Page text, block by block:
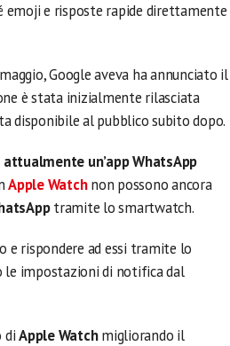
emoji e risposte rapide direttamente
Google aveva ha annunciato il
è stata inizialmente rilasciata
disponibile al pubblico subito dopo.
un’app WhatsApp
Apple Watchnon possono ancora
tramite lo smartwatch.
e rispondere ad essi tramite lo
impostazioni di notifica dal
diApple Watchmigliorando il